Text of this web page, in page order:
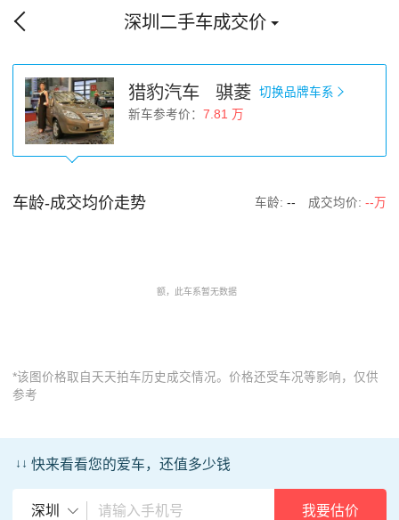
深圳二手车成交价
猎豹汽车 骐菱
切换品牌车系
新车参考价： 7.81 万
车龄-成交均价走势 车龄: -- 成交均价: --万
*该图价格取自天天拍车历史成交情况。价格还受车况等影响，仅供
参考
↓↓ 快来看看您的爱车，还值多少钱
深圳 我要估价